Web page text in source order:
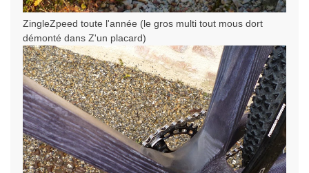
ZingleZpeed toute l'année (le gros multi tout mous dort
démonté dans Z'un placard)